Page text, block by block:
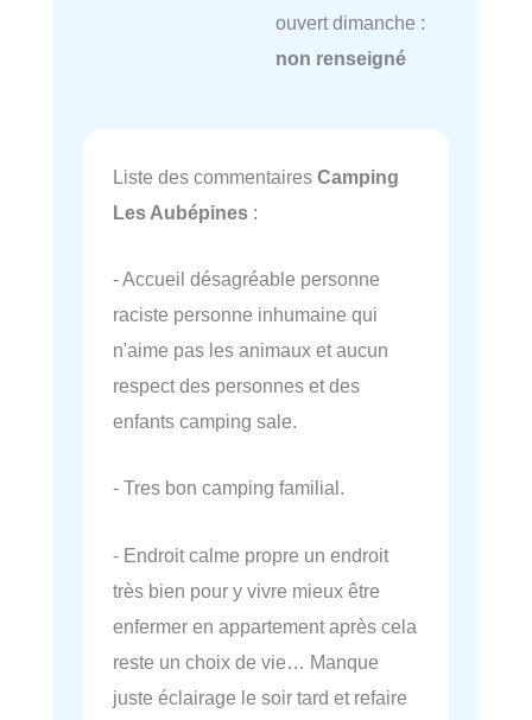
ouvert dimanche :
non renseigné
Liste des commentaires Camping
Les Aubépines :
- Accueil désagréable personne
raciste personne inhumaine qui
n'aime pas les animaux et aucun
respect des personnes et des
enfants camping sale.
- Tres bon camping familial.
- Endroit calme propre un endroit
très bien pour y vivre mieux être
enfermer en appartement après cela
reste un choix de vie… Manque
juste éclairage le soir tard et refaire